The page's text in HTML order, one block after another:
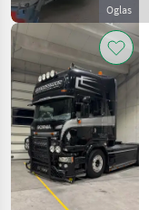
Oglas